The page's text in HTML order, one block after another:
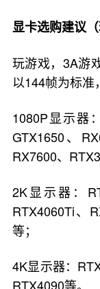
显卡选购建议（
玩游戏，3A游
以144帧为标准
1080P显示器
GTX1650、
RX7600、
2K显示器：
RTX4060Ti、
等；
4K显示器：
RTX4090等。